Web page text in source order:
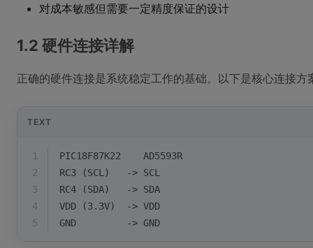
对成本敏感但需要一定精度保证的设计
1.2 硬件连接详解
正确的硬件连接是系统稳定工作的基础。以下是核心连接方
TEXT
1
PIC18F87K22    AD5593R
2
RC3 (SCL)   -> SCL
3
RC4 (SDA)   -> SDA
4
VDD (3.3V)  -> VDD
5
GND         -> GND